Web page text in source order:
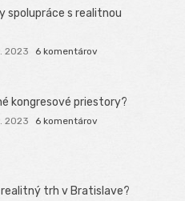
spolupráce s realitnou
2023 6 komentárov
kongresové priestory?
2023 6 komentárov
trh v Bratislave?